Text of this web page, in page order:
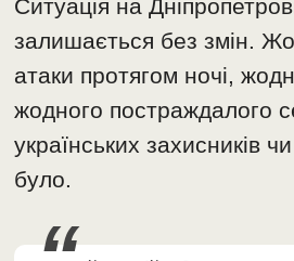
Ситуація на
залишається без змін.
атаки протягом ночі,
жодного постраждалого
українських захисників
було.